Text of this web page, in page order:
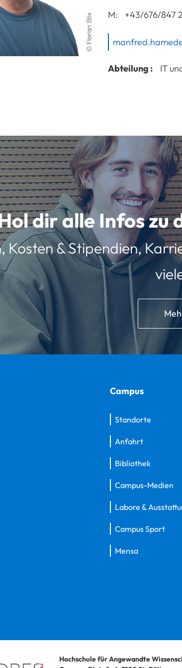
M: +43/676/847
Abteilung : IT
dir alle Infos zu
Kosten & Stipendien,
Campus
Standorte
Anfahrt
Bibliothek
Campus-Medien
Labore &
Campus Sport
Mensa
Hochschule für Angewandte